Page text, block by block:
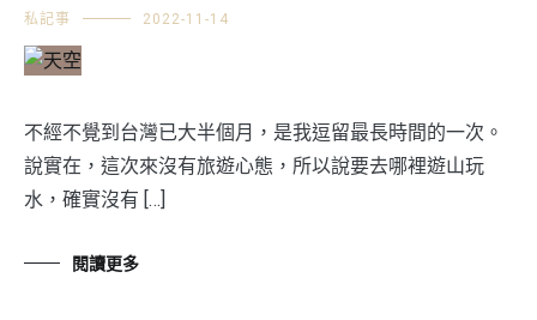
私記事 2022-11-14
不經不覺到台灣已大半個月，是我逗留最長時間的一次。
說實在，這次來沒有旅遊心態，所以說要去哪裡遊山玩
水，確實沒有 […]
閱讀更多